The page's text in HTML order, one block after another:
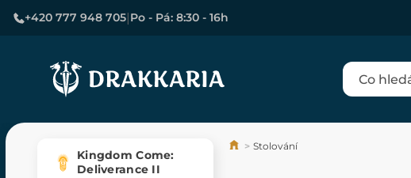
+420 777 948 705|Po - Pá: 8:30 - 16h
Kingdom Come:
Deliverance II
Stolování